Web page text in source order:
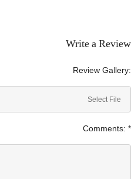
Write a Review
Review Gallery:
Select File
Comments: *